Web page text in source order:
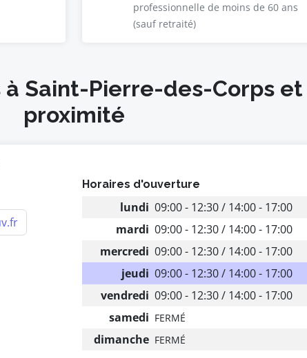
professionnelle de moins de 60 ans
(sauf retraité)
Saint-Pierre-des-Corps et
proximité
Horaires d'ouverture
lundi 09:00 - 12:30 / 14:00 - 17:00
mardi 09:00 - 12:30 / 14:00 - 17:00
mercredi 09:00 - 12:30 / 14:00 - 17:00
jeudi 09:00 - 12:30 / 14:00 - 17:00
vendredi 09:00 - 12:30 / 14:00 - 17:00
samedi FERMÉ
dimanche FERMÉ